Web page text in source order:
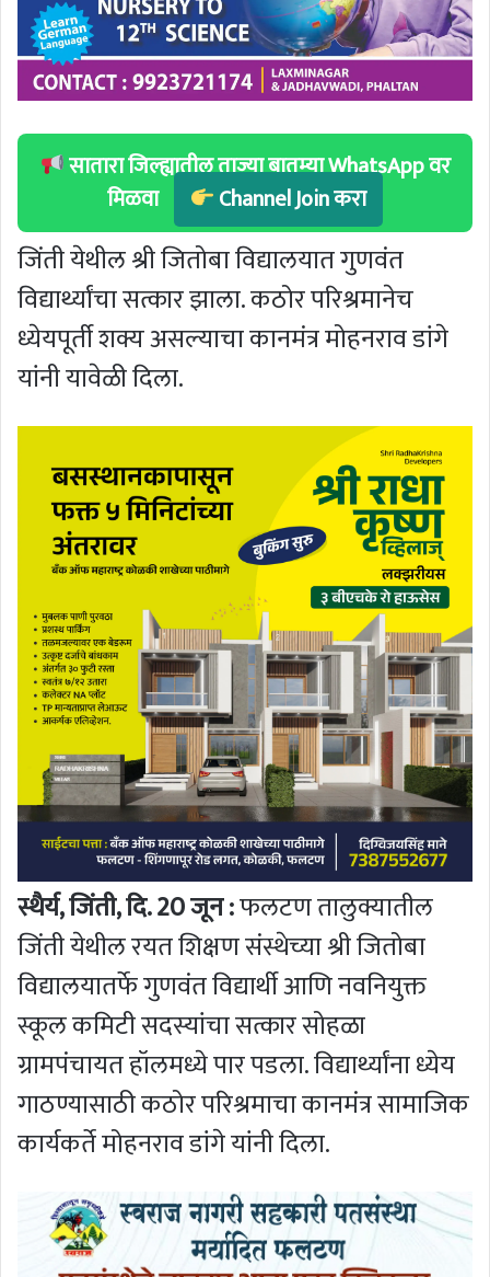
सातारा जिल्ह्यातील ताज्या बातम्या WhatsApp वर
मिळवा
Channel Join करा
जिंती येथील श्री जितोबा विद्यालयात गुणवंत
विद्यार्थ्यांचा सत्कार झाला. कठोर परिश्रमानेच
ध्येयपूर्ती शक्य असल्याचा कानमंत्र मोहनराव डांगे
यांनी यावेळी दिला.
स्थैर्य, जिंती, दि. 20 जून :फलटण तालुक्यातील
जिंती येथील रयत शिक्षण संस्थेच्या श्री जितोबा
विद्यालयातर्फे गुणवंत विद्यार्थी आणि नवनियुक्त
स्कूल कमिटी सदस्यांचा सत्कार सोहळा
ग्रामपंचायत हॉलमध्ये पार पडला. विद्यार्थ्यांना ध्येय
गाठण्यासाठी कठोर परिश्रमाचा कानमंत्र सामाजिक
कार्यकर्ते मोहनराव डांगे यांनी दिला.